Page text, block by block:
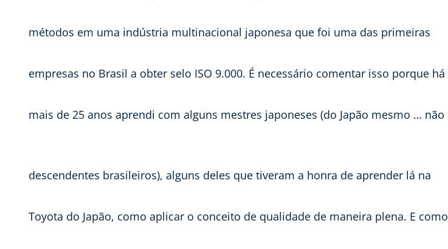
métodos em uma indústria multinacional japonesa que foi uma das primeiras
empresas no Brasil a obter selo ISO 9.000. É necessário comentar isso porque há
mais de 25 anos aprendi com alguns mestres japoneses (do Japão mesmo … não
descendentes brasileiros), alguns deles que tiveram a honra de aprender lá na
Toyota do Japão, como aplicar o conceito de qualidade de maneira plena. E como